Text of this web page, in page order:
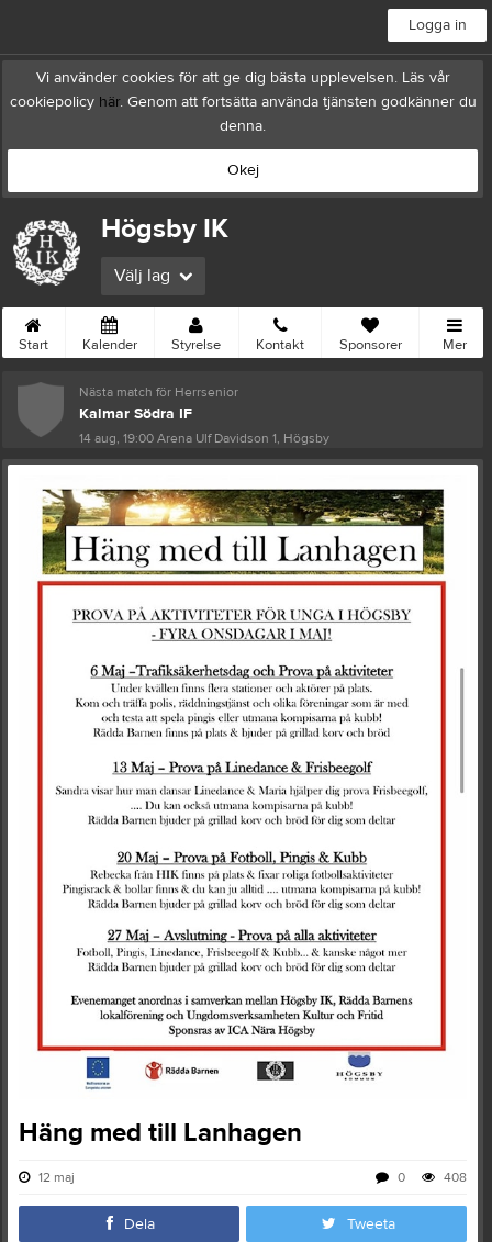
Logga in
Vi använder cookies för att ge dig bästa upplevelsen. Läs vår
cookiepolicy här. Genom att fortsätta använda tjänsten godkänner du
denna.
Okej
Högsby IK
Välj lag
Start Kalender Styrelse Kontakt Sponsorer Mer
Nästa match för Herrsenior
Kalmar Södra IF
14 aug, 19:00Arena Ulf Davidson 1, Högsby
Häng med till Lanhagen
12 maj 408
0
Dela Tweeta